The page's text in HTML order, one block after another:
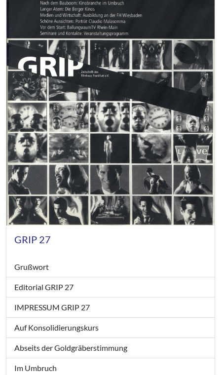
GRIP 27
Grußwort
Editorial GRIP 27
IMPRESSUM GRIP 27
Auf Konsolidierungskurs
Abseits der Goldgräberstimmung
Im Umbruch